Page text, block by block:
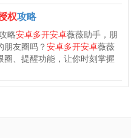
权攻略
略安卓多开安卓薇薇助手，朋
朋友圈吗？安卓多开安卓薇薇
圈、提醒功能，让你时刻掌握